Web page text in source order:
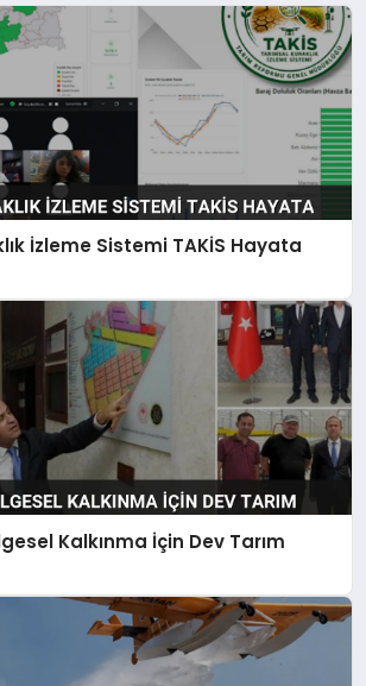
İzleme Sistemi TAKİS Hayata
Kalkınma İçin Dev Tarım